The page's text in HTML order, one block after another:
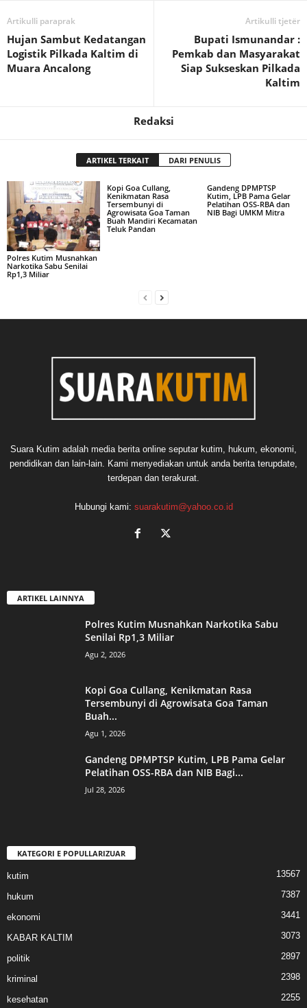
Artikulli paraprak
Hujan Sambut Kedatangan
Logistik Pilkada Kaltim di
Muara Ancalong
Artikulli tjetër
Bupati Ismunandar :
Pemkab dan Masyarakat
Siap Sukseskan Pilkada
Kaltim
Redaksi
ARTIKEL TERKAIT DARI PENULIS
Polres Kutim Musnahkan
Narkotika Sabu Senilai
Rp1,3 Miliar
Kopi Goa Cullang,
Kenikmatan Rasa
Tersembunyi di
Agrowisata Goa Taman
Buah Mandiri Kecamatan
Teluk Pandan
Gandeng DPMPTSP
Kutim, LPB Pama Gelar
Pelatihan OSS-RBA dan
NIB Bagi UMKM Mitra
Suara Kutim adalah media berita online seputar kutim, hukum, ekonomi,
pendidikan dan lain-lain. Kami menyediakan untuk anda berita terupdate,
terdepan dan terakurat.
Hubungi kami: suarakutim@yahoo.co.id
ARTIKEL LAINNYA
Polres Kutim Musnahkan Narkotika Sabu
Senilai Rp1,3 Miliar
Agu 2, 2026
Kopi Goa Cullang, Kenikmatan Rasa
Tersembunyi di Agrowisata Goa Taman
Buah...
Agu 1, 2026
Gandeng DPMPTSP Kutim, LPB Pama Gelar
Pelatihan OSS-RBA dan NIB Bagi...
Jul 28, 2026
KATEGORI E POPULLARIZUAR
kutim 13567
hukum 7387
ekonomi 3441
KABAR KALTIM 3073
politik 2897
kriminal 2398
kesehatan 2255